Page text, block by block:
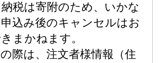
納税は寄附のため、いかな
込み後のキャンセルはお
まかねます。
際は、注文者様情報（住